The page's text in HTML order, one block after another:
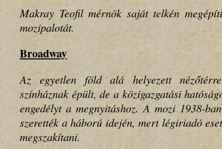
Makray Teofil mérnök saját telkén
mozipalotát.
Broadway
Az egyetlen föld alá helyezett
színháznak épült, de a közigazgatási
engedélyt a megnyitáshoz. A mozi 1938-
szerették a háború idején, mert légiriadó
megszakítani.